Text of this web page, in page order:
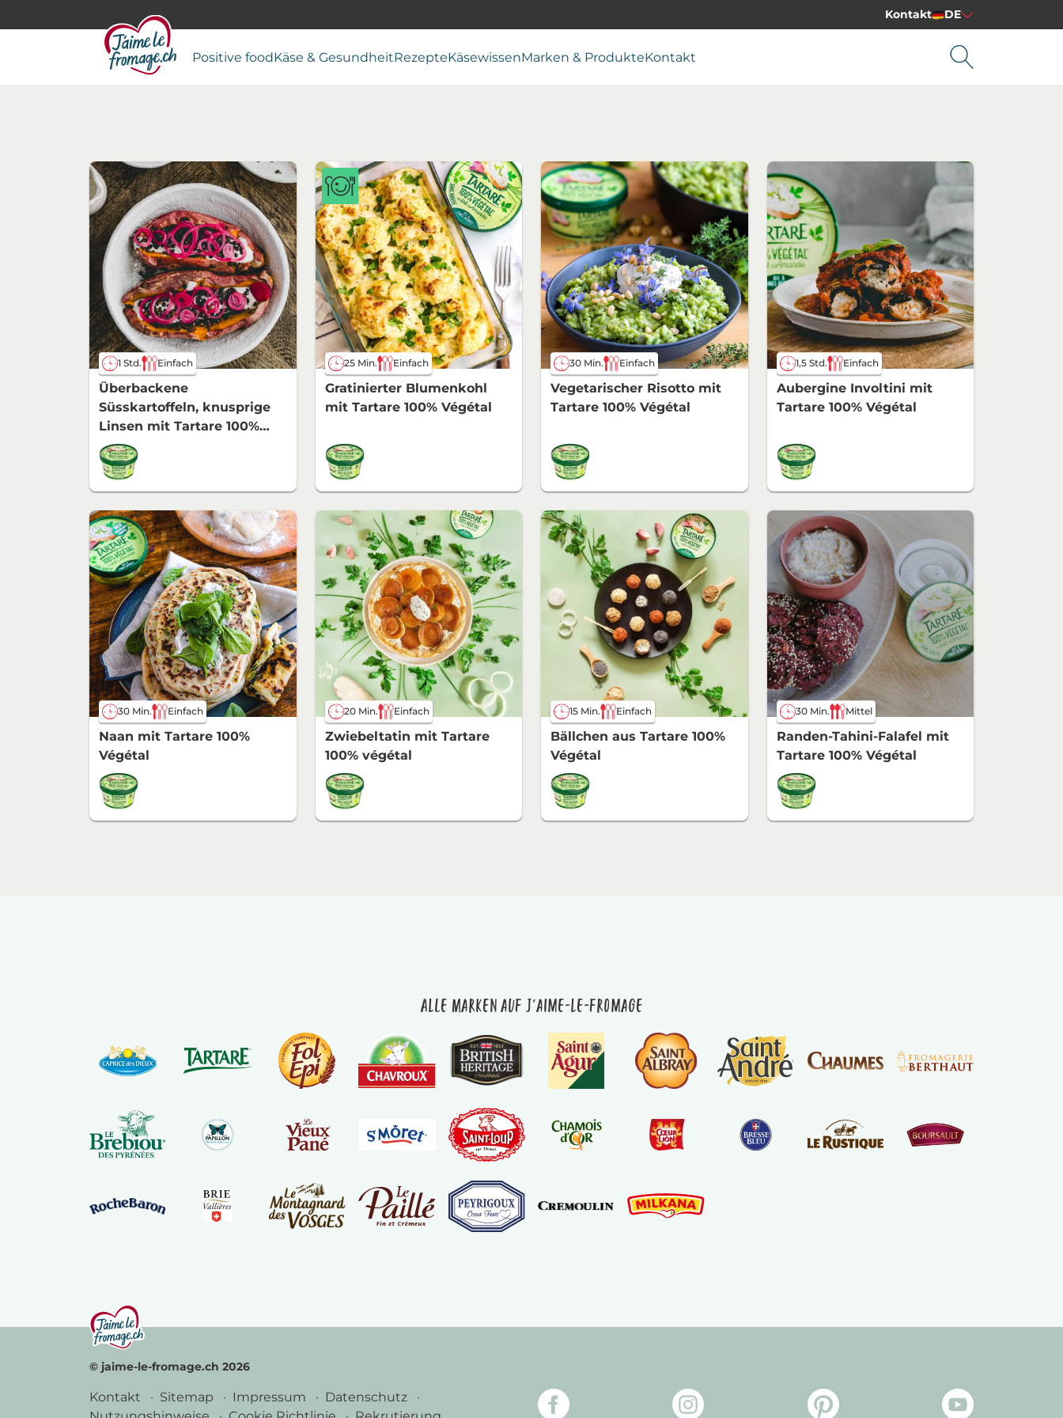
Kontakt DE
Positive foodKäse & GesundheitRezepteKäsewissenMarken & ProdukteKontakt
1 Std. Einfach
Überbackene
Süsskartoffeln, knusprige
Linsen mit Tartare 100%
Végétal
25 Min. Einfach
Gratinierter Blumenkohl
mit Tartare 100% Végétal
30 Min. Einfach
Vegetarischer Risotto mit
Tartare 100% Végétal
1,5 Std. Einfach
Aubergine Involtini mit
Tartare 100% Végétal
30 Min. Einfach
Naan mit Tartare 100%
Végétal
20 Min. Einfach
Zwiebeltatin mit Tartare
100% végétal
15 Min. Einfach
Bällchen aus Tartare 100%
Végétal
30 Min. Mittel
Randen-Tahini-Falafel mit
Tartare 100% Végétal
Alle Marken auf J'aime-le-fromage
© jaime-le-fromage.ch 2026
Kontakt Sitemap Impressum
Datenschutz